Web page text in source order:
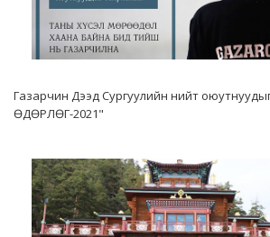
Газарчин Дээд Сургуулийн нийт
ӨДӨРЛӨГ-2021"